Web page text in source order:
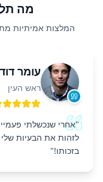
מה
המלצות אמיתיות
עומר דוד
ראש העין
"אחרי שנכשלתי
לזהות את הבעיות שלי
בזכותו!"